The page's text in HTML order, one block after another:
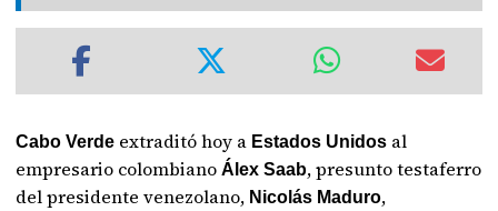
Cabo Verde extraditó hoy a Estados Unidos al
empresario colombianoÁlex Saab, presunto testaferro
del presidente venezolano, Nicolás Maduro,